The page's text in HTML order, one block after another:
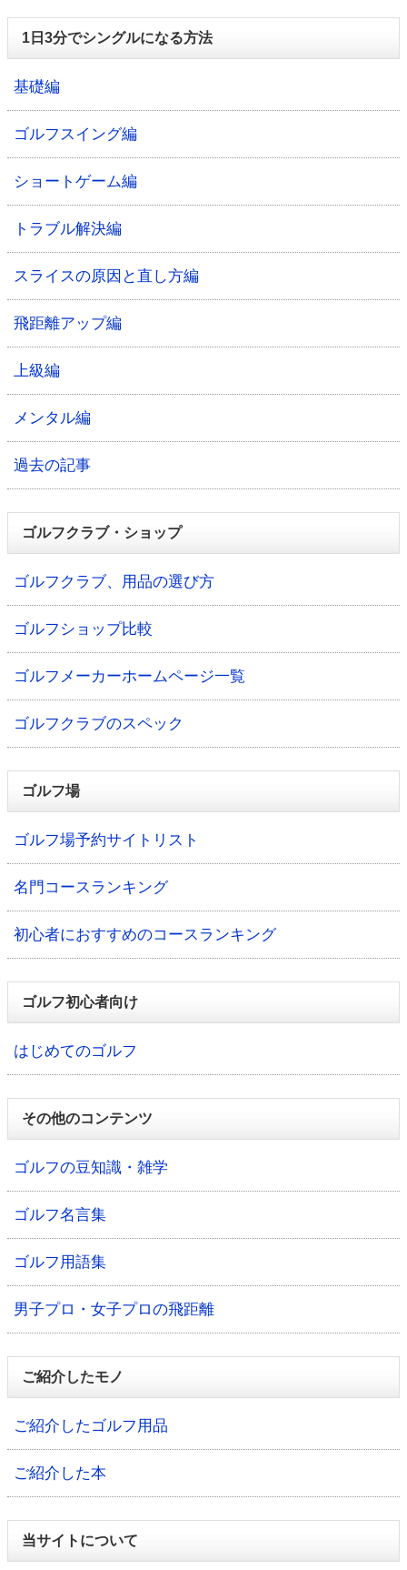
1日3分でシングルになる方法
基礎編
ゴルフスイング編
ショートゲーム編
トラブル解決編
スライスの原因と直し方編
飛距離アップ編
上級編
メンタル編
過去の記事
ゴルフクラブ・ショップ
ゴルフクラブ、用品の選び方
ゴルフショップ比較
ゴルフメーカーホームページ一覧
ゴルフクラブのスペック
ゴルフ場
ゴルフ場予約サイトリスト
名門コースランキング
初心者におすすめのコースランキング
ゴルフ初心者向け
はじめてのゴルフ
その他のコンテンツ
ゴルフの豆知識・雑学
ゴルフ名言集
ゴルフ用語集
男子プロ・女子プロの飛距離
ご紹介したモノ
ご紹介したゴルフ用品
ご紹介した本
当サイトについて